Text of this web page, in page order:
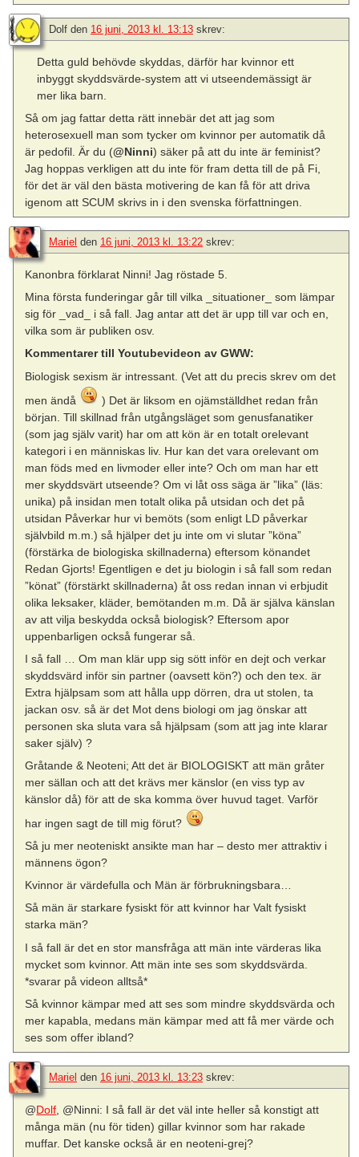
Dolf den 16 juni, 2013 kl. 13:13 skrev:
Detta guld behövde skyddas, därför har kvinnor ett
inbyggt skyddsvärde-system att vi utseendemässigt är
mer lika barn.
Så om jag fattar detta rätt innebär det att jag som
heterosexuell man som tycker om kvinnor per automatik då
är pedofil. Är du (@Ninni) säker på att du inte är feminist?
Jag hoppas verkligen att du inte för fram detta till de på Fi,
för det är väl den bästa motivering de kan få för att driva
igenom att SCUM skrivs in i den svenska författningen.
Mariel den 16 juni, 2013 kl. 13:22 skrev:
Kanonbra förklarat Ninni! Jag röstade 5.
Mina första funderingar går till vilka _situationer_ som lämpar
sig för _vad_ i så fall. Jag antar att det är upp till var och en,
vilka som är publiken osv.
Kommentarer till Youtubevideon av GWW:
Biologisk sexism är intressant. (Vet att du precis skrev om det
men ändå
) Det är liksom en ojämställdhet redan från
början. Till skillnad från utgångsläget som genusfanatiker
(som jag själv varit) har om att kön är en totalt orelevant
kategori i en människas liv. Hur kan det vara orelevant om
man föds med en livmoder eller inte? Och om man har ett
mer skyddsvärt utseende? Om vi låt oss säga är ”lika” (läs:
unika) på insidan men totalt olika på utsidan och det på
utsidan Påverkar hur vi bemöts (som enligt LD påverkar
självbild m.m.) så hjälper det ju inte om vi slutar ”köna”
(förstärka de biologiska skillnaderna) eftersom könandet
Redan Gjorts! Egentligen e det ju biologin i så fall som redan
”könat” (förstärkt skillnaderna) åt oss redan innan vi erbjudit
olika leksaker, kläder, bemötanden m.m. Då är själva känslan
av att vilja beskydda också biologisk? Eftersom apor
uppenbarligen också fungerar så.
I så fall … Om man klär upp sig sött inför en dejt och verkar
skyddsvärd inför sin partner (oavsett kön?) och den tex. är
Extra hjälpsam som att hålla upp dörren, dra ut stolen, ta
jackan osv. så är det Mot dens biologi om jag önskar att
personen ska sluta vara så hjälpsam (som att jag inte klarar
saker själv) ?
Gråtande & Neoteni; Att det är BIOLOGISKT att män gråter
mer sällan och att det krävs mer känslor (en viss typ av
känslor då) för att de ska komma över huvud taget. Varför
har ingen sagt de till mig förut?
Så ju mer neoteniskt ansikte man har – desto mer attraktiv i
männens ögon?
Kvinnor är värdefulla och Män är förbrukningsbara…
Så män är starkare fysiskt för att kvinnor har Valt fysiskt
starka män?
I så fall är det en stor mansfråga att män inte värderas lika
mycket som kvinnor. Att män inte ses som skyddsvärda.
*svarar på videon alltså*
Så kvinnor kämpar med att ses som mindre skyddsvärda och
mer kapabla, medans män kämpar med att få mer värde och
ses som offer ibland?
Mariel den 16 juni, 2013 kl. 13:23 skrev:
@Dolf , @Ninni: I så fall är det väl inte heller så konstigt att
många män (nu för tiden) gillar kvinnor som har rakade
muffar. Det kanske också är en neoteni-grej?